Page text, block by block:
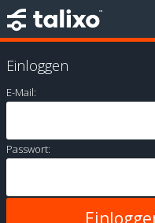
Einloggen
E-Mail:
Passwort: